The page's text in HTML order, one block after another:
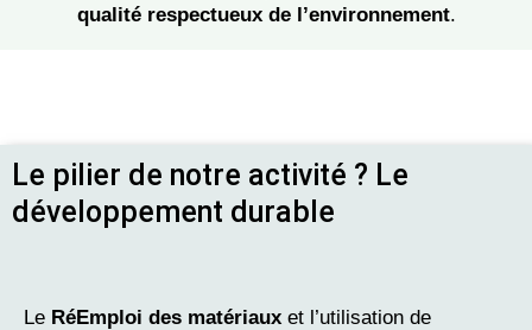
qualité respectueux de l’environnement.
Le pilier de notre activité ? Le
développement durable
Le RéEmploi des matériaux et l’utilisation de